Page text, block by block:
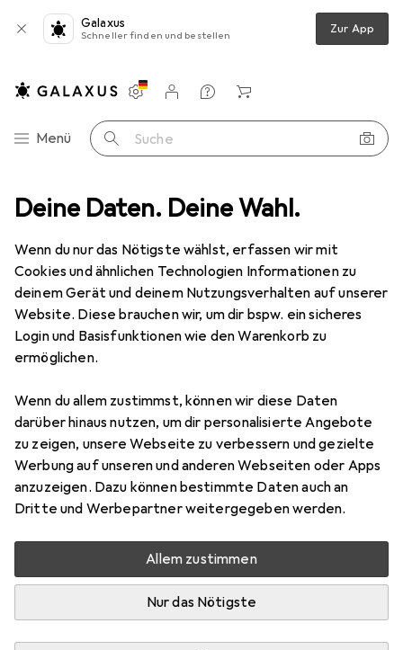
Deine Daten. Deine Wahl.
Wenn du nur das Nötigste wählst, erfassen wir mit
Cookies und ähnlichen Technologien Informationen zu
deinem Gerät und deinem Nutzungsverhalten auf unserer
Website. Diese brauchen wir, um dir bspw. ein sicheres
Login und Basisfunktionen wie den Warenkorb zu
ermöglichen.
Wenn du allem zustimmst, können wir diese Daten
darüber hinaus nutzen, um dir personalisierte Angebote
zu zeigen, unsere Webseite zu verbessern und gezielte
Werbung auf unseren und anderen Webseiten oder Apps
anzuzeigen. Dazu können bestimmte Daten auch an
Dritte und Werbepartner weitergegeben werden.
Allem zustimmen
Nur das Nötigste
Galaxus
Schneller finden und bestellen Zur App
Navigation nach Kategorien
Menü Suche
Einstellungen
Kundenkonto
Vergleichslisten
Merklisten
Warenkorb
Wintersport Schutzausrüstung Skibrille Oakley Flight Deck M
9 Bilder
OakleyFlight Deck M
EUR
192,51
62
Bewertungen Marke
Mehr von Oakley
Mehr als 10 Stück an Lager beim Drittanbieter
Lieferort angeben für genaue Lieferzeit